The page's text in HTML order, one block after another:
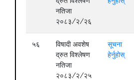
नतिजा
२०८३/२/२६
५६
विषादी अवशेष
द्रुत विश्लेषण
नतिजा
२०८३/२/२५
सूचना
हेर्नुहोस्